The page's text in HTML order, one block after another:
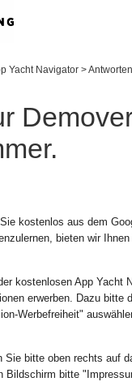
Yacht Navigator >
kostenlos aus dem
bieten wir
kostenlosen App
erwerben. Dazu
Werbefreiheit"
Sie bitte oben rechts
bitte